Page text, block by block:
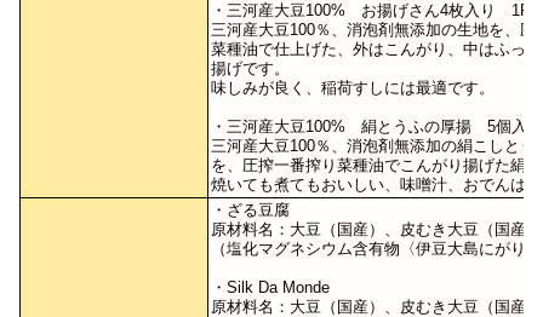
・三河産大豆100% お揚げさん4枚入り 1PC
三河産大豆100％、消泡剤無添加の生地を、圧
菜種油で仕上げた、外はこんがり、中はふっ
揚げです。
味しみが良く、稲荷すしには最適です。
・三河産大豆100% 絹とうふの厚揚 5個入
三河産大豆100％、消泡剤無添加の絹こしとう
を、圧搾一番搾り菜種油でこんがり揚げた絹
焼いても煮てもおいしい、味噌汁、おでんは
・ざる豆腐
原材料名：大豆（国産）、皮むき大豆（国産
（塩化マグネシウム含有物〈伊豆大島にがり
・Silk Da Monde
原材料名：大豆（国産）、皮むき大豆（国産